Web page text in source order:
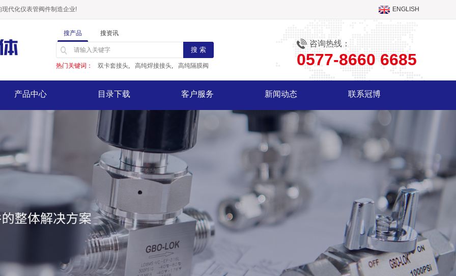
代化仪表管阀件制造企业! ENGLISH
搜产品 搜资讯
热门关键词： 双卡套接头, 高纯焊接接头, 高纯隔膜阀
咨询热线：
0577-8660 6685
产品中心 目录下载 客户服务 新闻动态 联系冠博